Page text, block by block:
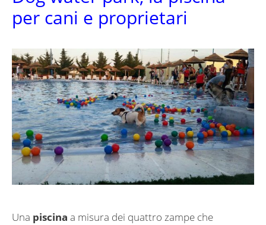
per cani e proprietari
Una piscina a misura dei quattro zampe che